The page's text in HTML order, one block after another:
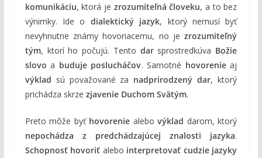
komunikáciu, ktorá je zrozumiteľná človeku, a to bez
výnimky. Ide o dialektický jazyk, ktorý nemusí byť
nevyhnutne známy hovoriacemu, no jezrozumiteľný
tým, ktorí ho počujú. Tento darsprostredkúva Božie
slovo a buduje poslucháčov. Samotné hovorenieaj
výklad sú považované za nadprirodzený dar, ktorý
prichádza skrze zjavenie Duchom Svätým.
Preto môže byť hovorenie alebovýklad darom, ktorý
nepochádza z predchádzajúcej znalosti jazyka.
Schopnosť hovoriť alebo interpretovať cudzie jazyky